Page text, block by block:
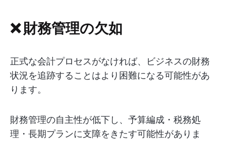
❌ 財務管理の欠如
正式な会計プロセスがなければ、ビジネスの財務
状況を追跡することはより困難になる可能性があ
ります。
財務管理の自主性が低下し、予算編成・税務処
理・長期プランに支障をきたす可能性がありま